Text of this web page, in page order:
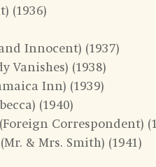
(1936)
Innocent) (1937)
Vanishes) (1938)
Inn) (1939)
(1940)
Correspondent)
& Mrs. Smith) (1941)